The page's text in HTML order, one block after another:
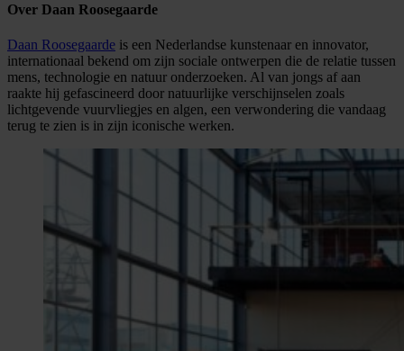
Over Daan Roosegaarde
Daan Roosegaarde is een Nederlandse kunstenaar en innovator,
internationaal bekend om zijn sociale ontwerpen die de relatie tussen
mens, technologie en natuur onderzoeken. Al van jongs af aan
raakte hij gefascineerd door natuurlijke verschijnselen zoals
lichtgevende vuurvliegjes en algen, een verwondering die vandaag
terug te zien is in zijn iconische werken.